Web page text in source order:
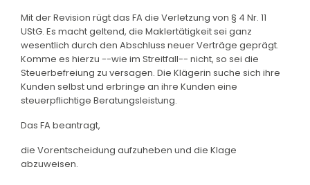
Mit der Revision rügt das FA die Verletzung von § 4 Nr. 11
UStG. Es macht geltend, die Maklertätigkeit sei ganz
wesentlich durch den Abschluss neuer Verträge geprägt.
Komme es hierzu --wie im Streitfall-- nicht, so sei die
Steuerbefreiung zu versagen. Die Klägerin suche sich ihre
Kunden selbst und erbringe an ihre Kunden eine
steuerpflichtige Beratungsleistung.
Das FA beantragt,
die Vorentscheidung aufzuheben und die Klage
abzuweisen.